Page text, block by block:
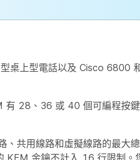
桌上型電話以及 Cisco 6800
有 28、36 或 40 個可編程按
、共用線路和虛擬線路的最大
KEM 金鑰不計入 16 行限制。